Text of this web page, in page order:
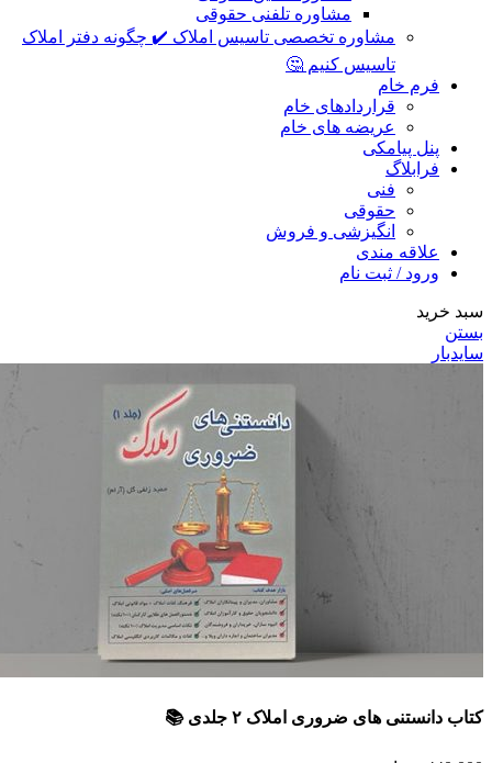
مشاوره تلفنی حقوقی
مشاوره تخصصی تاسیس املاک ✔️ چگونه دفتر املاک
تاسیس کنیم 🤔
فرم خام
قراردادهای خام
عریضه های خام
پنل پیامکی
فرابلاگ
فنی
حقوقی
انگیزشی و فروش
علاقه مندی
ورود / ثبت نام
سبد خرید
بستن
سایدبار
کتاب دانستنی های ضروری املاک ۲ جلدی 📚